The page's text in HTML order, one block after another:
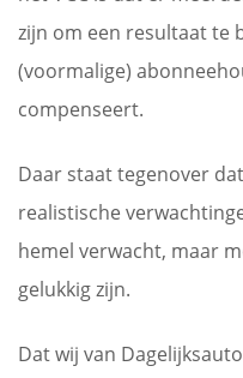
zijn om een resultaat te
(voormalige)
compenseert.
Daar staat tegenover
realistische
hemel verwacht, maar
gelukkig zijn.
Dat wij van